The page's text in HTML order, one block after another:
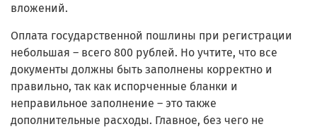
вложений.
Оплата государственной пошлины при регистрации
небольшая – всего 800 рублей. Но учтите, что все
документы должны быть заполнены корректно и
правильно, так как испорченные бланки и
неправильное заполнение – это также
дополнительные расходы. Главное, без чего не